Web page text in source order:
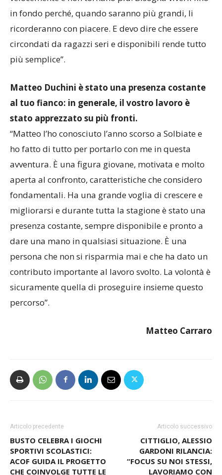
velocemente e non tornano più. Bisogna viverli fino
in fondo perché, quando saranno più grandi, li
ricorderanno con piacere. E devo dire che essere
circondati da ragazzi seri e disponibili rende tutto
Matteo Duchini è stato una presenza costante
al tuo fianco: in generale, il vostro lavoro è
stato apprezzato su più fronti.
“Matteo l’ho conosciuto l’anno scorso a Solbiate e
ho fatto di tutto per portarlo con me in questa
avventura. È una figura giovane, motivata e molto
aperta al confronto, caratteristiche che considero
fondamentali. Ha una grande voglia di crescere e
migliorarsi e durante tutta la stagione è stato una
presenza costante, sempre disponibile e pronto a
dare una mano in qualsiasi situazione. È una
persona che non si risparmia mai e che ha dato un
contributo importante al lavoro svolto. La volontà è
sicuramente quella di proseguire insieme questo
Articolo precedente
BUSTO CELEBRA I GIOCHI
SPORTIVI SCOLASTICI:
Articolo successivo
CITTIGLIO, ALESSIO
GARDONI RILANCIA: